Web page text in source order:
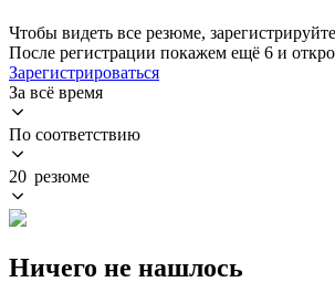
Чтобы видеть все резюме,
После регистрации покажем ещё 6 и
Зарегистрироваться
За всё время
По соответствию
20 резюме
Ничего не нашлось